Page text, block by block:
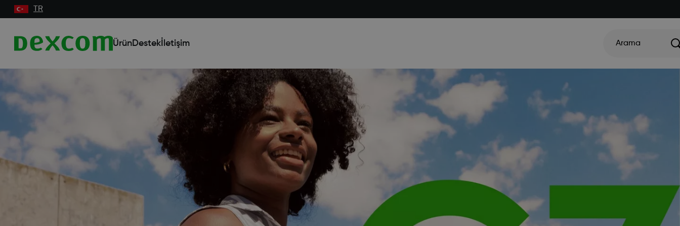
TR
ÜrünDestek İletişim Arama